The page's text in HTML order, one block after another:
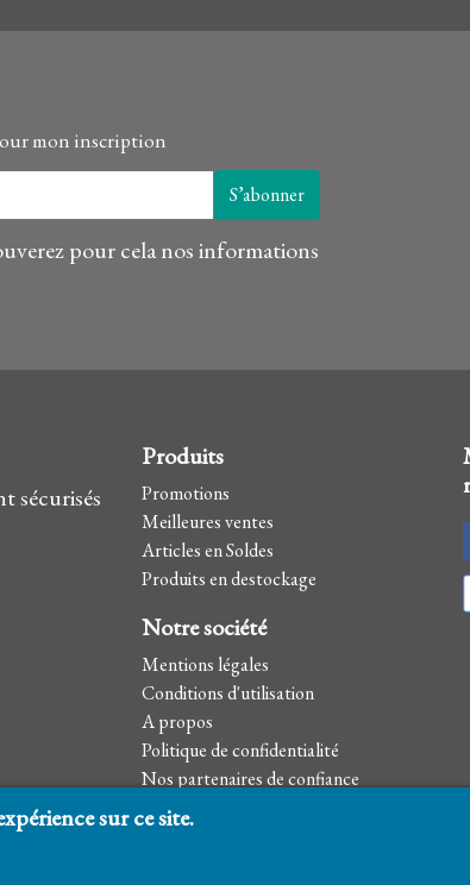
sur ce site.
mon inscription
pour cela nos informations
sécurisés
Produits
Promotions
Meilleures ventes
Articles en Soldes
Produits en destockage
Notre société
Mentions légales
Conditions d'utilisation
A propos
Politique de confidentialité
Nos partenaires de confiance
Contactez-nous